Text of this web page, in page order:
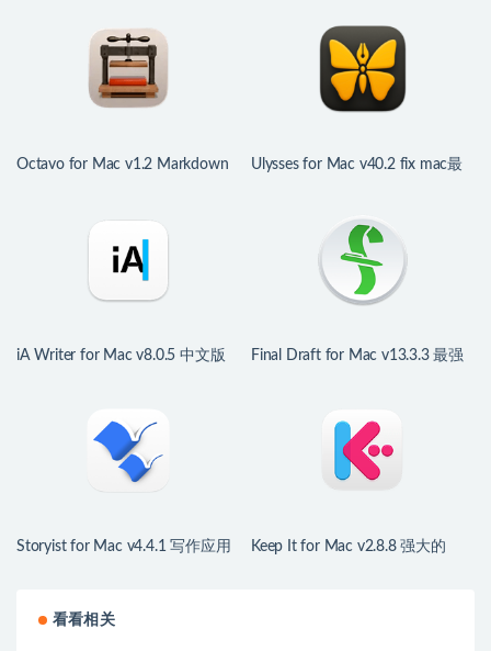
Octavo for Mac v1.2 Markdown
Ulysses for Mac v40.2 fix mac最
iA Writer for Mac v8.0.5 中文版
Final Draft for Mac v13.3.3 最强
Storyist for Mac v4.4.1 写作应用
Keep It for Mac v2.8.8 强大的
看看相关